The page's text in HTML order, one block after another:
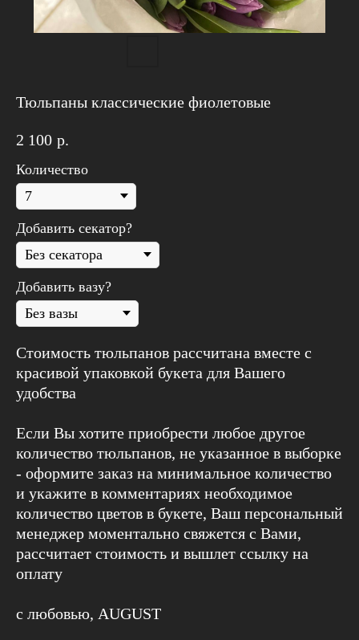
Тюльпаны классические фиолетовые
2 100 р.
Количество
Добавить секатор?
Добавить вазу?
Стоимость тюльпанов рассчитана вместе с
красивой упаковкой букета для Вашего
удобства
Если Вы хотите приобрести любое другое
количество тюльпанов, не указанное в выборке
- оформите заказ на минимальное количество
и укажите в комментариях необходимое
количество цветов в букете, Ваш персональный
менеджер моментально свяжется с Вами,
рассчитает стоимость и вышлет ссылку на
оплату
с любовью, AUGUST
Дарим500₽на
Просто введите промокод "
оформлении заказа и получите скидку!